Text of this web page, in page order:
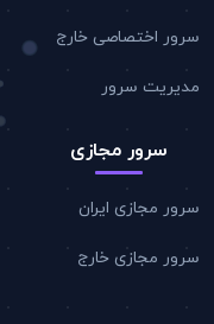
سرور اختصاصی خارج
مدیریت سرور
سرور مجازی
سرور مجازی ایران
سرور مجازی خارج